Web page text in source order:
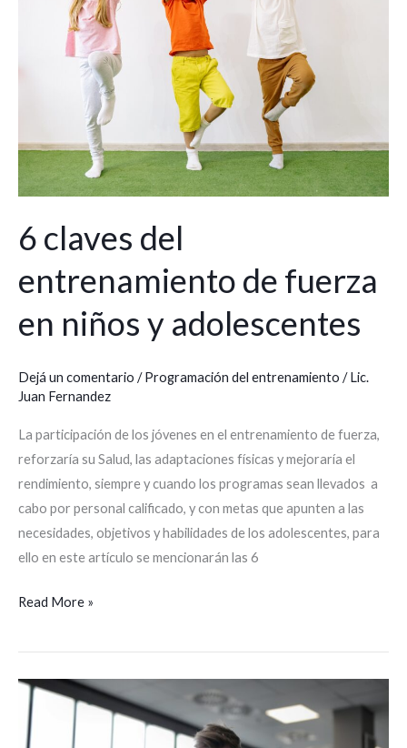
6 claves del
entrenamiento de fuerza
en niños y adolescentes
Dejá un comentario /Programación del entrenamiento /Lic.
Juan Fernandez
La participación de los jóvenes en el entrenamiento de fuerza,
reforzaría su Salud, las adaptaciones físicas y mejoraría el
rendimiento, siempre y cuando los programas sean llevados a
cabo por personal calificado, y con metas que apunten a las
necesidades, objetivos y habilidades de los adolescentes, para
ello en este artículo se mencionarán las 6
adolescentes
Read More »
Volumen
de
entrenamiento